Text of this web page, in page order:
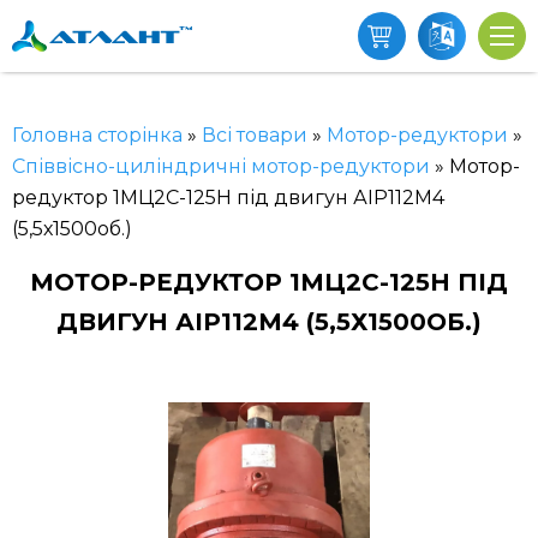
Головна сторінка » Всі товари » Мотор-редуктори »
Співвісно-циліндричні мотор-редуктори » Мотор-
редуктор 1МЦ2С-125Н під двигун АІР112М4
(5,5х1500об.)
МОТОР-РЕДУКТОР 1МЦ2С-125Н ПІД
ДВИГУН АІР112М4 (5,5Х1500ОБ.)